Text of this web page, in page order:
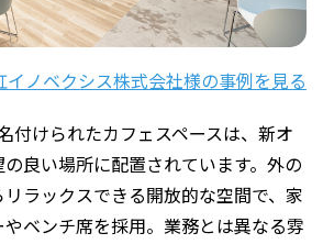
イノベクシス株式会社様の事例を見る
付けられたカフェスペースは、新オ
良い場所に配置されています。外の
ラックスできる開放的な空間で、家
ベンチ席を採用。業務とは異なる雰